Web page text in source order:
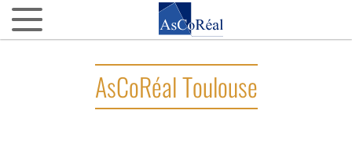
ASCOREAL
Asco…quoi ?AsCoRéal Toulouse